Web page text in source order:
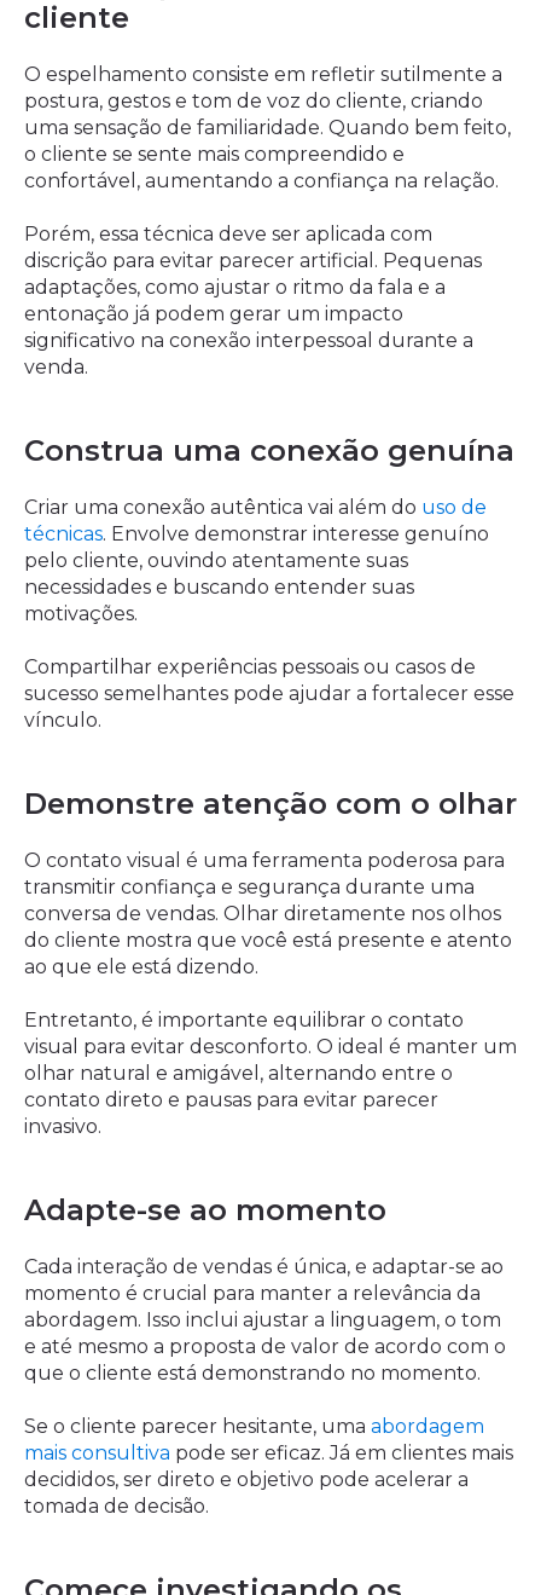
cliente
O espelhamento consiste em refletir sutilmente a
postura, gestos e tom de voz do cliente, criando
uma sensação de familiaridade. Quando bem feito,
o cliente se sente mais compreendido e
confortável, aumentando a confiança na relação.
Porém, essa técnica deve ser aplicada com
discrição para evitar parecer artificial. Pequenas
adaptações, como ajustar o ritmo da fala e a
entonação já podem gerar um impacto
significativo na conexão interpessoal durante a
venda.
Construa uma conexão genuína
Criar uma conexão autêntica vai além do uso de
técnicas. Envolve demonstrar interesse genuíno
pelo cliente, ouvindo atentamente suas
necessidades e buscando entender suas
motivações.
Compartilhar experiências pessoais ou casos de
sucesso semelhantes pode ajudar a fortalecer esse
vínculo.
Demonstre atenção com o olhar
O contato visual é uma ferramenta poderosa para
transmitir confiança e segurança durante uma
conversa de vendas. Olhar diretamente nos olhos
do cliente mostra que você está presente e atento
ao que ele está dizendo.
Entretanto, é importante equilibrar o contato
visual para evitar desconforto. O ideal é manter um
olhar natural e amigável, alternando entre o
contato direto e pausas para evitar parecer
invasivo.
Adapte-se ao momento
Cada interação de vendas é única, e adaptar-se ao
momento é crucial para manter a relevância da
abordagem. Isso inclui ajustar a linguagem, o tom
e até mesmo a proposta de valor de acordo com o
que o cliente está demonstrando no momento.
Se o cliente parecer hesitante, uma abordagem
mais consultiva pode ser eficaz. Já em clientes mais
decididos, ser direto e objetivo pode acelerar a
tomada de decisão.